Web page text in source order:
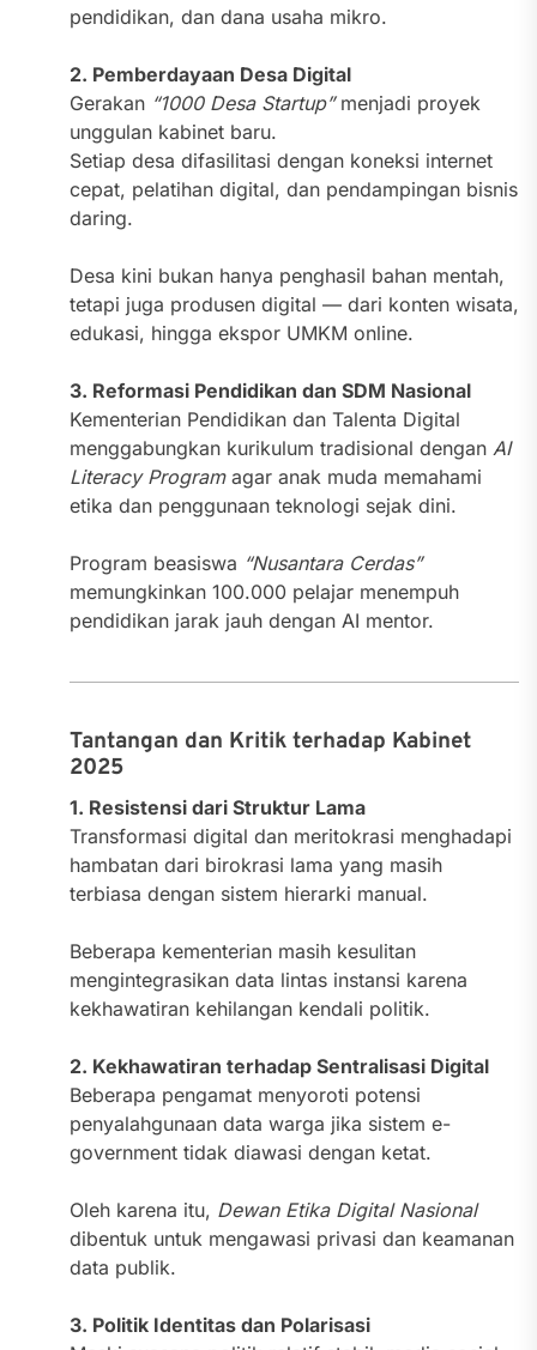
pendidikan, dan dana usaha mikro.
2. Pemberdayaan Desa Digital
Gerakan “1000 Desa Startup”menjadi proyek
unggulan kabinet baru.
Setiap desa difasilitasi dengan koneksi internet
cepat, pelatihan digital, dan pendampingan bisnis
daring.
Desa kini bukan hanya penghasil bahan mentah,
tetapi juga produsen digital — dari konten wisata,
edukasi, hingga ekspor UMKM online.
3. Reformasi Pendidikan dan SDM Nasional
Kementerian Pendidikan dan Talenta Digital
menggabungkan kurikulum tradisional dengan AI
Literacy Programagar anak muda memahami
etika dan penggunaan teknologi sejak dini.
Program beasiswa “Nusantara Cerdas”
memungkinkan 100.000 pelajar menempuh
pendidikan jarak jauh dengan AI mentor.
Tantangan dan Kritik terhadap Kabinet
2025
1. Resistensi dari Struktur Lama
Transformasi digital dan meritokrasi menghadapi
hambatan dari birokrasi lama yang masih
terbiasa dengan sistem hierarki manual.
Beberapa kementerian masih kesulitan
mengintegrasikan data lintas instansi karena
kekhawatiran kehilangan kendali politik.
2. Kekhawatiran terhadap Sentralisasi Digital
Beberapa pengamat menyoroti potensi
penyalahgunaan data warga jika sistem e-
government tidak diawasi dengan ketat.
Oleh karena itu, Dewan Etika Digital Nasional
dibentuk untuk mengawasi privasi dan keamanan
data publik.
3. Politik Identitas dan Polarisasi